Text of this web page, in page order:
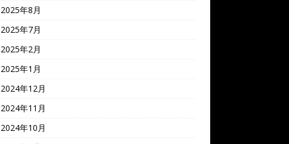
2025年8月
2025年7月
2025年2月
2025年1月
2024年12月
2024年11月
2024年10月